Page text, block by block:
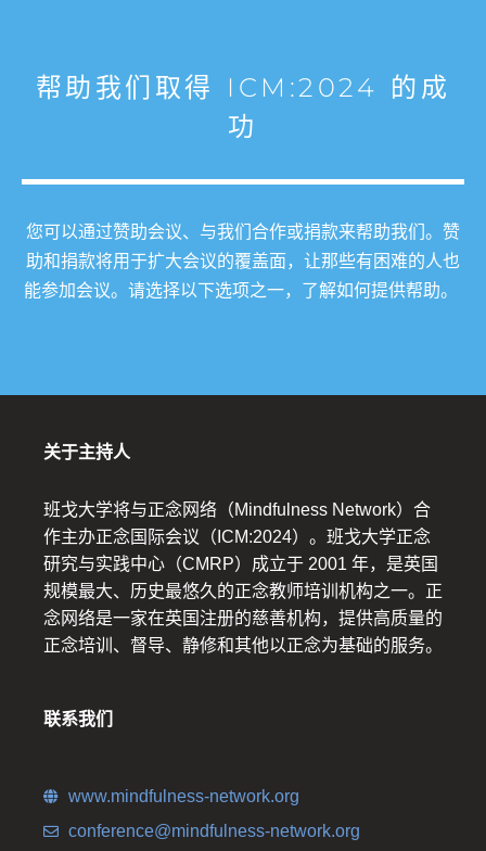
帮助我们取得 ICM:2024 的成
功
您可以通过赞助会议、与我们合作或捐款来帮助我们。赞
助和捐款将用于扩大会议的覆盖面，让那些有困难的人也
能参加会议。请选择以下选项之一，了解如何提供帮助。
关于主持人
班戈大学将与正念网络（Mindfulness Network）合
作主办正念国际会议（ICM:2024）。班戈大学正念
研究与实践中心（CMRP）成立于 2001 年，是英国
规模最大、历史最悠久的正念教师培训机构之一。正
念网络是一家在英国注册的慈善机构，提供高质量的
正念培训、督导、静修和其他以正念为基础的服务。
联系我们
www.mindfulness-network.org
conference@mindfulness-network.org